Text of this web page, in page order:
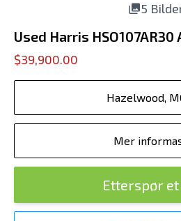
5
Used Harris
$39,900.00
Hazelwood,
Mer
Etterspør